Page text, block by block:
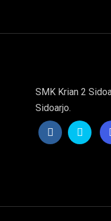
SMK Krian 2
Sidoarjo.